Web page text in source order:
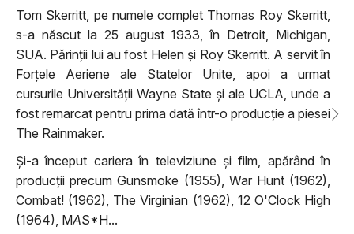
Tom Skerritt, pe numele complet Thomas Roy Skerritt,
s-a născut la 25 august 1933, în Detroit, Michigan,
SUA. Părinții lui au fost Helen și Roy Skerritt. A servit în
Forțele Aeriene ale Statelor Unite, apoi a urmat
cursurile Universității Wayne State și ale UCLA, unde a
fost remarcat pentru prima dată într-o producție a piesei
The Rainmaker.
Și-a început cariera în televiziune și film, apărând în
producții precum Gunsmoke (1955), War Hunt (1962),
Combat! (1962), The Virginian (1962), 12 O'Clock High
(1964), MAS*H...